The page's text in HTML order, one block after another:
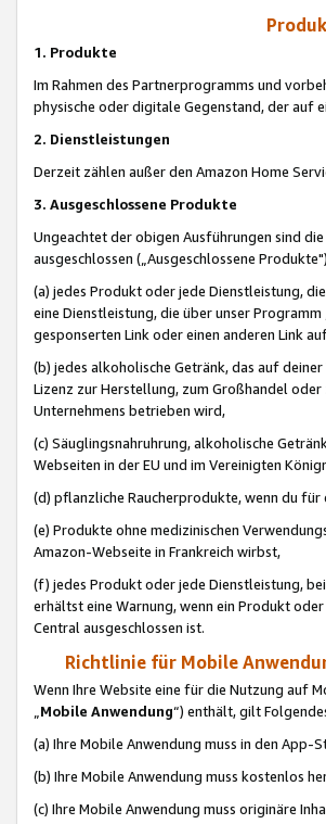
1. Produkte
Im Rahmen des Partnerprogramms und
physische oder digitale Gegenstand, der auf
2. Dienstleistungen
Derzeit zählen außer den Amazon Home
3. Ausgeschlossene Produkte
Ungeachtet der obigen Ausführungen sind
ausgeschlossen („Ausgeschlossene
(a) jedes Produkt oder jede Dienstleistung,
eine Dienstleistung, die über unser
gesponserten Link oder einen anderen Link
(b) jedes alkoholische Getränk, das auf
Lizenz zur Herstellung, zum Großhandel
Unternehmens betrieben wird,
(c) Säuglingsnahruhrung, alkoholische
Webseiten in der EU und im Vereinigten
(d) pflanzliche Raucherprodukte, wenn du
(e) Produkte ohne medizinischen
Amazon-Webseite in Frankreich wirbst,
(f) jedes Produkt oder jede Dienstleistung,
erhältst eine Warnung, wenn ein Produkt
Central ausgeschlossen ist.
Richtlinie für Mobile
Wenn Ihre Website eine für die Nutzung auf
„Mobile Anwendung“) enthält, gilt
(a) Ihre Mobile Anwendung muss in den
(b) Ihre Mobile Anwendung muss kostenlos
(c) Ihre Mobile Anwendung muss originäre